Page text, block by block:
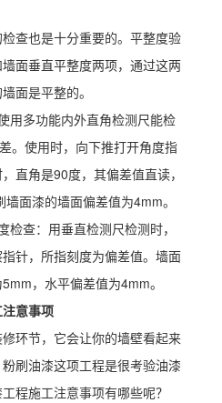
查也是十分重要的。平整度验
面垂直平整度两项，通过这两
面是平整的。
用多功能内外直角检测尺能检
。使用时，向下推打开角度指
直角是90度，其偏差值直读，
面漆的墙面偏差值为4mm。
检查：用垂直检测尺检测时，
针，所指刻度为偏差值。墙面
，水平偏差值为4mm。
意事项
环节，它会让你的墙壁看起来
刷油漆这项工程是很考验油漆
程施工注意事项有哪些呢？